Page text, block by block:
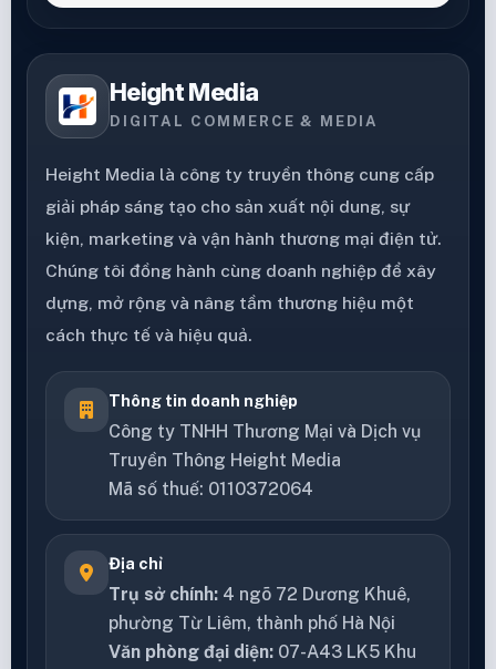
Height Media
DIGITAL COMMERCE & MEDIA
Height Media là công ty truyền thông cung cấp
giải pháp sáng tạo cho sản xuất nội dung, sự
kiện, marketing và vận hành thương mại điện tử.
Chúng tôi đồng hành cùng doanh nghiệp để xây
dựng, mở rộng và nâng tầm thương hiệu một
cách thực tế và hiệu quả.
Thông tin doanh nghiệp
Công ty TNHH Thương Mại và Dịch vụ
Truyền Thông Height Media
Mã số thuế: 0110372064
Địa chỉ
Trụ sở chính: 4 ngõ 72 Dương Khuê,
phường Từ Liêm, thành phố Hà Nội
Văn phòng đại diện: 07-A43 LK5 Khu